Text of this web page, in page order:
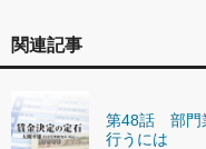
関連記事
第48話 部門
行うには